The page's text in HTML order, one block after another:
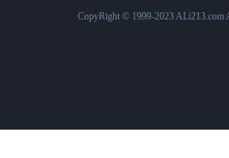
CopyRight © 1999-2023